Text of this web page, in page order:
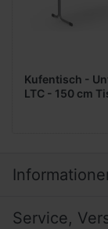
Kufentisch -
LTC - 150 cm
Service,